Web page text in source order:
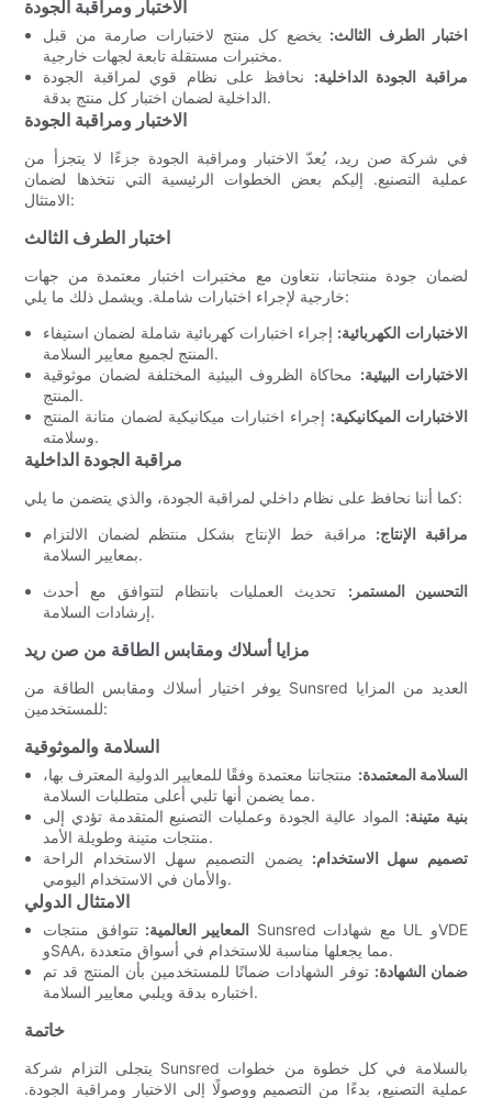
الاختبار ومراقبة الجودة
اختبار الطرف الثالث: يخضع كل منتج لاختبارات صارمة من قبل
مختبرات مستقلة تابعة لجهات خارجية.
مراقبة الجودة الداخلية: نحافظ على نظام قوي لمراقبة الجودة
الداخلية لضمان اختبار كل منتج بدقة.
الاختبار ومراقبة الجودة
في شركة صن ريد، يُعدّ الاختبار ومراقبة الجودة جزءًا لا يتجزأ من
عملية التصنيع. إليكم بعض الخطوات الرئيسية التي نتخذها لضمان
الامتثال:
اختبار الطرف الثالث
لضمان جودة منتجاتنا، نتعاون مع مختبرات اختبار معتمدة من جهات
خارجية لإجراء اختبارات شاملة. ويشمل ذلك ما يلي:
الاختبارات الكهربائية: إجراء اختبارات كهربائية شاملة لضمان استيفاء
المنتج لجميع معايير السلامة.
الاختبارات البيئية: محاكاة الظروف البيئية المختلفة لضمان موثوقية
المنتج.
الاختبارات الميكانيكية: إجراء اختبارات ميكانيكية لضمان متانة المنتج
وسلامته.
مراقبة الجودة الداخلية
كما أننا نحافظ على نظام داخلي لمراقبة الجودة، والذي يتضمن ما يلي:
مراقبة الإنتاج: مراقبة خط الإنتاج بشكل منتظم لضمان الالتزام
بمعايير السلامة.
التحسين المستمر: تحديث العمليات بانتظام لتتوافق مع أحدث
إرشادات السلامة.
مزايا أسلاك ومقابس الطاقة من صن ريد
يوفر اختيار أسلاك ومقابس الطاقة من Sunsred العديد من المزايا
للمستخدمين:
السلامة والموثوقية
السلامة المعتمدة: منتجاتنا معتمدة وفقًا للمعايير الدولية المعترف بها،
مما يضمن أنها تلبي أعلى متطلبات السلامة.
بنية متينة: المواد عالية الجودة وعمليات التصنيع المتقدمة تؤدي إلى
منتجات متينة وطويلة الأمد.
تصميم سهل الاستخدام: يضمن التصميم سهل الاستخدام الراحة
والأمان في الاستخدام اليومي.
الامتثال الدولي
المعايير العالمية: تتوافق منتجات Sunsred مع شهادات UL وVDE
وSAA، مما يجعلها مناسبة للاستخدام في أسواق متعددة.
ضمان الشهادة: توفر الشهادات ضمانًا للمستخدمين بأن المنتج قد تم
اختباره بدقة ويلبي معايير السلامة.
خاتمة
يتجلى التزام شركة Sunsred بالسلامة في كل خطوة من خطوات
عملية التصنيع، بدءًا من التصميم ووصولًا إلى الاختبار ومراقبة الجودة.